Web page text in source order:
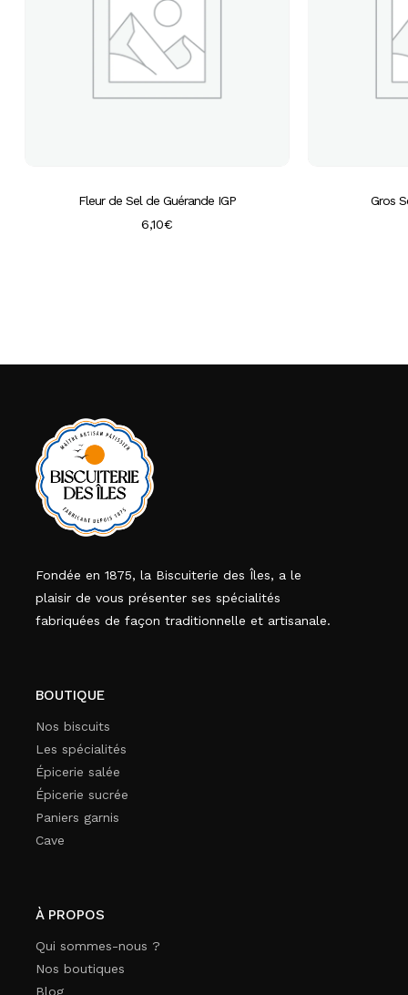
Fleur de Sel de Guérande IGP
6,10€
Gros
Fondée en 1875, la Biscuiterie des Îles, a le
plaisir de vous présenter ses spécialités
fabriquées de façon traditionnelle et artisanale.
BOUTIQUE
Nos biscuits
Les spécialités
Épicerie salée
Épicerie sucrée
Paniers garnis
Cave
À PROPOS
Qui sommes-nous ?
Nos boutiques
Blog